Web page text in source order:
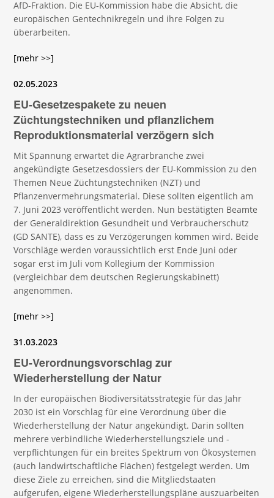
AfD-Fraktion. Die EU-Kommission habe die Absicht, die
europäischen Gentechnikregeln und ihre Folgen zu
überarbeiten.
[mehr >>]
02.05.2023
EU-Gesetzespakete zu neuen
Züchtungstechniken und pflanzlichem
Reproduktionsmaterial verzögern sich
Mit Spannung erwartet die Agrarbranche zwei
angekündigte Gesetzesdossiers der EU-Kommission zu den
Themen Neue Züchtungstechniken (NZT) und
Pflanzenvermehrungsmaterial. Diese sollten eigentlich am
7. Juni 2023 veröffentlicht werden. Nun bestätigten Beamte
der Generaldirektion Gesundheit und Verbraucherschutz
(GD SANTE), dass es zu Verzögerungen kommen wird. Beide
Vorschläge werden voraussichtlich erst Ende Juni oder
sogar erst im Juli vom Kollegium der Kommission
(vergleichbar dem deutschen Regierungskabinett)
angenommen.
[mehr >>]
31.03.2023
EU-Verordnungsvorschlag zur
Wiederherstellung der Natur
In der europäischen Biodiversitätsstrategie für das Jahr
2030 ist ein Vorschlag für eine Verordnung über die
Wiederherstellung der Natur angekündigt. Darin sollten
mehrere verbindliche Wiederherstellungsziele und -
verpflichtungen für ein breites Spektrum von Ökosystemen
(auch landwirtschaftliche Flächen) festgelegt werden. Um
diese Ziele zu erreichen, sind die Mitgliedstaaten
aufgerufen, eigene Wiederherstellungspläne auszuarbeiten